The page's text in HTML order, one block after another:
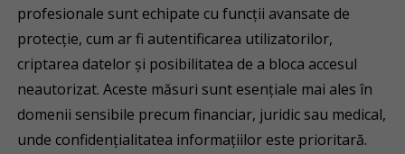
profesionale sunt echipate cu funcții avansate de
protecție, cum ar fi autentificarea utilizatorilor,
criptarea datelor și posibilitatea de a bloca accesul
neautorizat. Aceste măsuri sunt esențiale mai ales în
domenii sensibile precum financiar, juridic sau medical,
unde confidențialitatea informațiilor este prioritară.